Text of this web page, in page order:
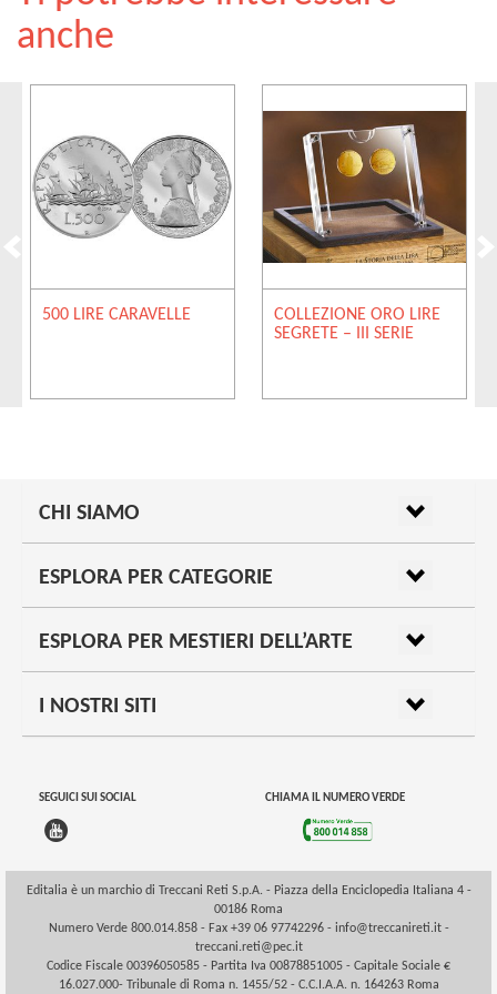
anche
500 LIRE CARAVELLE
COLLEZIONE ORO LIRE
SEGRETE – III SERIE
CHI SIAMO
ESPLORA PER CATEGORIE
ESPLORA PER MESTIERI DELL’ARTE
I NOSTRI SITI
SEGUICI SUI SOCIAL CHIAMA IL NUMERO VERDE
Editalia è un marchio di Treccani Reti S.p.A. - Piazza della Enciclopedia Italiana 4 -
00186 Roma
Numero Verde 800.014.858 - Fax +39 06 97742296 - info@treccanireti.it-
treccani.reti@pec.it
Codice Fiscale 00396050585 - Partita Iva 00878851005 - Capitale Sociale €
16.027.000- Tribunale di Roma n. 1455/52 - C.C.I.A.A. n. 164263 Roma